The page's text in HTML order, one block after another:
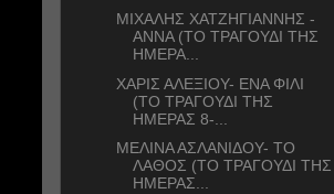
ΜΙΧΑΛΗΣ ΧΑΤΖΗΓΙΑΝΝΗΣ -
ΑΝΝΑ (ΤΟ ΤΡΑΓΟΥΔΙ ΤΗΣ
ΗΜΕΡΑ...
ΧΑΡΙΣ ΑΛΕΞΙΟΥ- ΕΝΑ ΦΙΛΙ
(ΤΟ ΤΡΑΓΟΥΔΙ ΤΗΣ
ΗΜΕΡΑΣ 8-...
ΜΕΛΙΝΑ ΑΣΛΑΝΙΔΟΥ- ΤΟ
ΛΑΘΟΣ (ΤΟ ΤΡΑΓΟΥΔΙ ΤΗΣ
ΗΜΕΡΑΣ...